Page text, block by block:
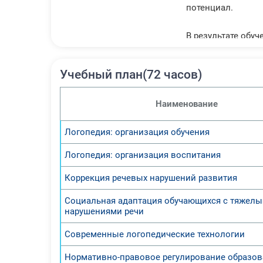
потенциал.
В результате
- возможности,
- приемы
Умения:
- формулировать
- привлекать к
- готовность
- способен
Учебный план(72 часов)
Наименование
Логопедия: организация обучения
Логопедия: организация воспитания
Коррекция речевых нарушений развития
Социальная адаптация обучающихся с
нарушениями речи
Современные логопедические технологии
Нормативно-правовое регулирование